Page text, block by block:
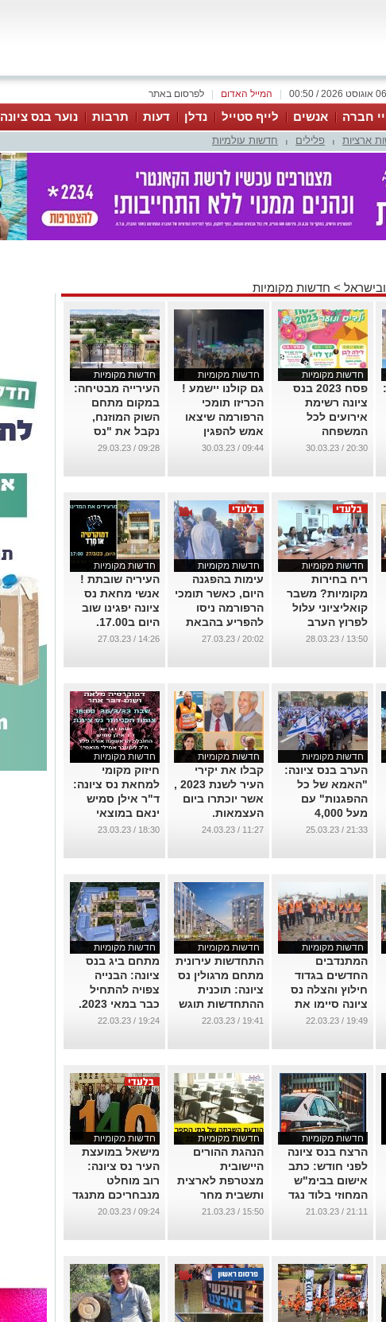
לפרסום באתר המייל האדום 06 אוגוסט 2026 / 00:50
חברה אנשים לייף סטייל נדלן דעות תרבות נוער בנס ציונה
ארציות פלילים חדשות עולמיות
> חדשות מקומיות
חדשות מקומיות
פסח 2023 בנס
ציונה רשימת
אירועים לכל
המשפחה
...
20:30 / 30.03.23
חדשות מקומיות
גם קולנו יישמע !
הכריזו תומכי
הרפורמה שיצאו
אמש להפגין
בצומת הקניותר.
...
09:44 / 30.03.23
חדשות מקומיות
העירייה מבטיחה:
במקום מתחם
השוק המוזנח,
נקבל את "נס
ציונה מרקט"
09:28 / 29.03.23
חדשות מקומיות
ריח בחירות
מקומיות? משבר
קואליציוני עלול
לפרוץ הערב
במליאת מ. העיר.
13:50 / 28.03.23
חדשות מקומיות
עימות בהפגנה
היום, כאשר תומכי
הרפורמה ניסו
להפריע בהבאת
מגבר ענק
מוסיקה...ראו
...
20:02 / 27.03.23
חדשות מקומיות
העיריה שובתת !
אנשי מחאת נס
ציונה יפגינו שוב
היום ב17.00.
קוראים לראש
לעמיתיו השובתים
...
14:26 / 27.03.23
חדשות מקומיות
הערב בנס ציונה:
"האמא של כל
ההפגנות" עם
מעל 4,000
משתתפים
ובתהלוכה שקדמה
21:33 / 25.03.23
חדשות מקומיות
קבלו את יקירי
העיר לשנת 2023 ,
אשר יוכתרו ביום
העצמאות.
...
11:27 / 24.03.23
חדשות מקומיות
חיזוק מקומי
למחאת נס ציונה:
ד"ר אילן סמיש
ינאם במוצאי
שבת 25/03/2023.
18:30 / 23.03.23
חדשות מקומיות
המתנדבים
החדשים בגדוד
חילוץ והצלה נס
ציונה סיימו את
ההכשרה! הציבור
...
19:49 / 22.03.23
חדשות מקומיות
התחדשות עירונית
מתחם מרגולין נס
ציונה: תוכנית
ההתחדשות תוגש
לוועדה המחוזית
19:41 / 22.03.23
חדשות מקומיות
מתחם ביג בנס
ציונה: הבנייה
צפויה להתחיל
כבר במאי 2023.
...
19:24 / 22.03.23
חדשות מקומיות
הרצח בנס ציונה
לפני חודש: כתב
אישום בבימ"ש
המחוזי בלוד נגד
תושב העיר בגין
...
21:11 / 21.03.23
חדשות מקומיות
הנהגת ההורים
היישובית
מצטרפת לארצית
ותשבית מחר
הלימודים
ובתיכונים. הנהגת
תשבית !
...
15:50 / 21.03.23
חדשות מקומיות
מישאל במועצת
העיר נס ציונה:
רוב מוחלט
מנבחריכם מתנגד
לרפורמה/הפיכה
...
09:24 / 20.03.23